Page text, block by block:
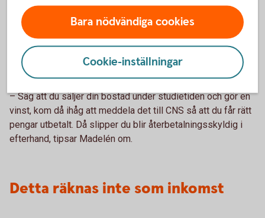
Vinst vid bostadsförsäljning - om du säljer en
bostad som du äger helt eller delvis.
– Säg att du säljer din bostad under studietiden och gör en
vinst, kom då ihåg att meddela det till CNS så att du får rätt
pengar utbetalt. Då slipper du blir återbetalningsskyldig i
efterhand, tipsar Madelén om.
Detta räknas inte som inkomst
Bara nödvändiga cookies
Cookie-inställningar